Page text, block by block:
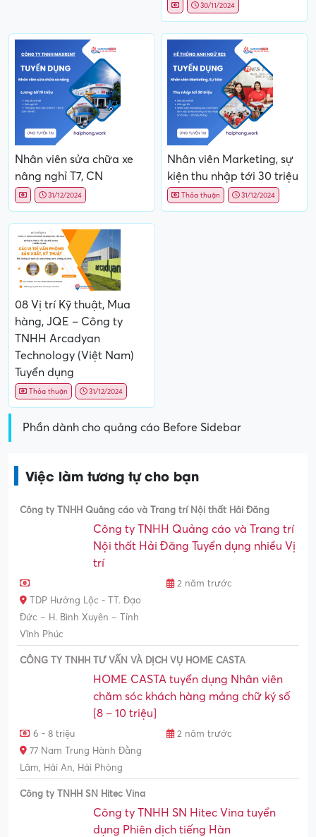
30/11/2024
Nhân viên sửa chữa xe
nâng nghỉ T7, CN
31/12/2024
Nhân viên Marketing, sự
kiện thu nhập tới 30 triệu
Thỏa thuận 31/12/2024
08 Vị trí Kỹ thuật, Mua
hàng, JQE – Công ty
TNHH Arcadyan
Technology (Việt Nam)
Tuyển dụng
Thỏa thuận 31/12/2024
Phần dành cho quảng cáo Before Sidebar
Việc làm tương tự cho bạn
Công ty TNHH Quảng cáo và Trang trí Nội thất Hải Đăng
Công ty TNHH Quảng cáo và Trang trí
Nội thất Hải Đăng Tuyển dụng nhiều Vị
trí
2 năm trước
TDP Hưởng Lộc - TT. Đạo
Đức – H. Bình Xuyên – Tỉnh
Vĩnh Phúc
CÔNG TY TNHH TƯ VẤN VÀ DỊCH VỤ HOME CASTA
HOME CASTA tuyển dụng Nhân viên
chăm sóc khách hàng mảng chữ ký số
[8 – 10 triệu]
6 - 8 triệu
2 năm trước
77 Nam Trung Hành Đằng
Lâm, Hải An, Hải Phòng
Công ty TNHH SN Hitec Vina
Công ty TNHH SN Hitec Vina tuyển
dụng Phiên dịch tiếng Hàn